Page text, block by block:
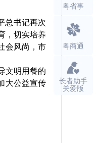
总书记再次
，切实培养
会风尚，市
文明用餐的
大公益宣传
粤省事
粤商通
长者助手
关爱版